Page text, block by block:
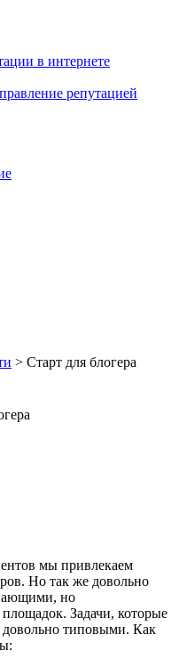
в интернете
репутацией
> Старт для блогера
мы привлекаем
Но так же довольно
но
Задачи, которые
типовыми. Как